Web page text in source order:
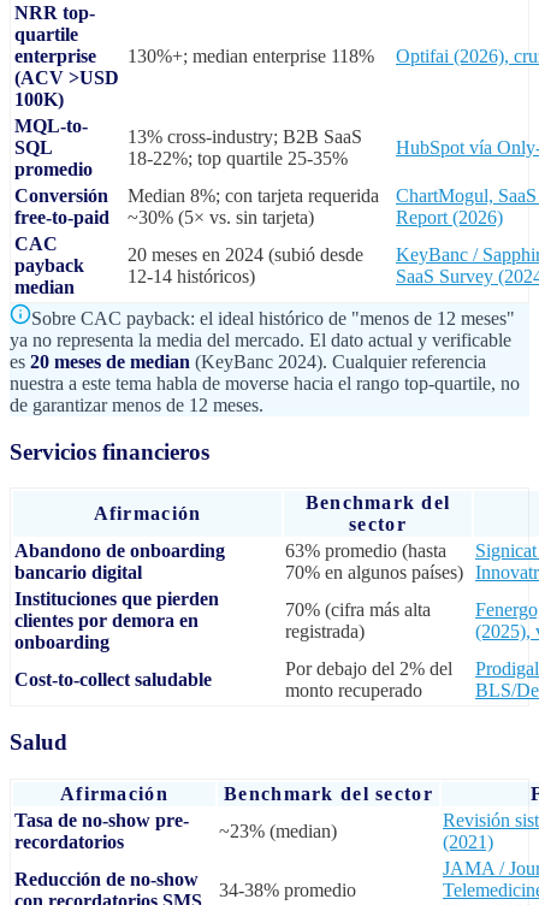
NRR top-
quartile
enterprise
(ACV >USD
100K)
130%+; median enterprise 118% Optifai (2026),
MQL-to-
SQL
promedio
13% cross-industry; B2B SaaS
18-22%; top quartile 25-35%
HubSpot vía
Conversión
free-to-paid
Median 8%; con tarjeta requerida
~30% (5× vs. sin tarjeta)
ChartMogul,
Report (2026)
CAC
payback
median
20 meses en 2024 (subió desde
12-14 históricos)
KeyBanc /
SaaS Survey
Sobre CAC payback: el ideal histórico de "menos de 12 meses"
ya no representa la media del mercado. El dato actual y verificable
es 20 meses de median (KeyBanc 2024). Cualquier referencia
nuestra a este tema habla de moverse hacia el rango top-quartile, no
de garantizar menos de 12 meses.
Servicios financieros
Afirmación
Benchmark del
sector
Abandono de onboarding
bancario digital
63% promedio (hasta
70% en algunos países)
Instituciones que pierden
clientes por demora en
onboarding
70% (cifra más alta
registrada)
(2025),
Cost-to-collect saludable
Por debajo del 2% del
monto recuperado
BLS/
Salud
Afirmación Benchmark del sector
Tasa de no-show pre-
recordatorios
~23% (median)
Revisión
(2021)
Reducción de no-show
con recordatorios SMS
34-38% promedio
JAMA /